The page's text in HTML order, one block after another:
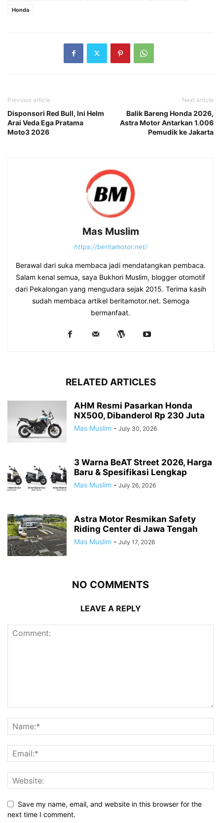
Honda
Previous article
Disponsori Red Bull, Ini Helm
Arai Veda Ega Pratama
Moto3 2026
Next article
Balik Bareng Honda 2026,
Astra Motor Antarkan 1.006
Pemudik ke Jakarta
Mas Muslim
https://beritamotor.net/
Berawal dari suka membaca jadi mendatangkan pembaca.
Salam kenal semua, saya Bukhori Muslim, blogger otomotif
dari Pekalongan yang mengudara sejak 2015. Terima kasih
sudah membaca artikel beritamotor.net. Semoga
bermanfaat.
RELATED ARTICLES
AHM Resmi Pasarkan Honda
NX500, Dibanderol Rp 230 Juta
Mas Muslim - July 30, 2026
3 Warna BeAT Street 2026, Harga
Baru & Spesifikasi Lengkap
Mas Muslim - July 26, 2026
Astra Motor Resmikan Safety
Riding Center di Jawa Tengah
Mas Muslim - July 17, 2026
NO COMMENTS
LEAVE A REPLY
Save my name, email, and website in this browser for the
next time I comment.